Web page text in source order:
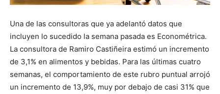
Una de las consultoras que ya adelantó datos que
incluyen lo sucedido la semana pasada es Econométrica.
La consultora de Ramiro Castiñeira estimó un incremento
de 3,1% en alimentos y bebidas. Para las últimas cuatro
semanas, el comportamiento de este rubro puntual arrojó
un incremento de 13,9%, muy por debajo de casi 31% que